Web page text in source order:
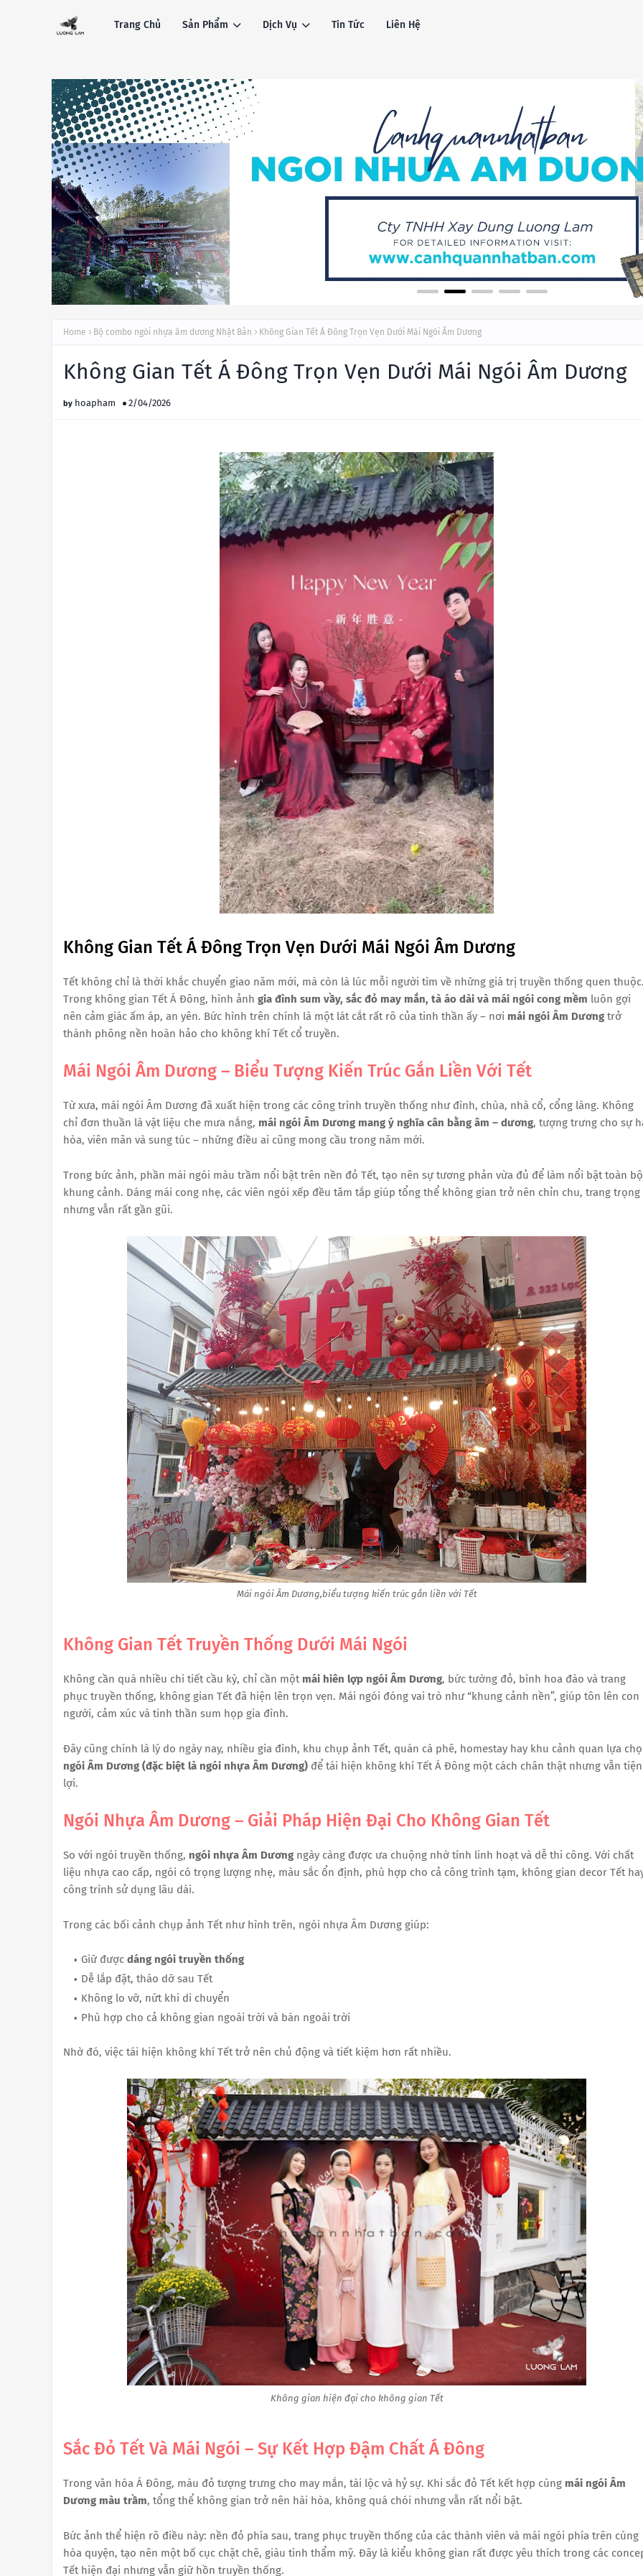
Trang Chủ Sản Phẩm Dịch Vụ Tin Tức Liên Hệ
Home Bộ combo ngói nhựa âm dương Nhật Bản Không Gian Tết Á Đông Trọn Vẹn Dưới Mái Ngói Âm Dương
Không Gian Tết Á Đông Trọn Vẹn Dưới Mái Ngói Âm Dương
hoapham 2/04/2026
Không Gian Tết Á Đông Trọn Vẹn Dưới Mái Ngói Âm Dương
Tết không chỉ là thời khắc chuyển giao năm mới, mà còn là lúc mỗi người tìm về những giá trị truyền thống quen
Trong không gian Tết Á Đông, hình ảnh gia đình sum vầy, sắc đỏ may mắn, tà áo dài và mái ngói cong mềm luôn gợi
nên cảm giác ấm áp, an yên. Bức hình trên chính là một lát cắt rất rõ của tinh thần ấy – nơi mái ngói Âm Dương trở
thành phông nền hoàn hảo cho không khí Tết cổ truyền.
Mái Ngói Âm Dương – Biểu Tượng Kiến Trúc Gắn Liền Với Tết
Từ xưa, mái ngói Âm Dương đã xuất hiện trong các công trình truyền thống như đình, chùa, nhà cổ, cổng làng. Không
chỉ đơn thuần là vật liệu che mưa nắng, mái ngói Âm Dương mang ý nghĩa cân bằng âm – dương, tượng trưng cho sự
hòa, viên mãn và sung túc – những điều ai cũng mong cầu trong năm mới.
Trong bức ảnh, phần mái ngói màu trầm nổi bật trên nền đỏ Tết, tạo nên sự tương phản vừa đủ để làm nổi bật toàn bộ
khung cảnh. Dáng mái cong nhẹ, các viên ngói xếp đều tăm tắp giúp tổng thể không gian trở nên chỉn chu, trang trọng
nhưng vẫn rất gần gũi.
Mái ngói Âm Dương,biểu tượng kiến trúc gắn liền với Tết
Không Gian Tết Truyền Thống Dưới Mái Ngói
Không cần quá nhiều chi tiết cầu kỳ, chỉ cần một mái hiên lợp ngói Âm Dương, bức tường đỏ, bình hoa đào và trang
phục truyền thống, không gian Tết đã hiện lên trọn vẹn. Mái ngói đóng vai trò như “khung cảnh nền”, giúp tôn lên con
người, cảm xúc và tinh thần sum họp gia đình.
Đây cũng chính là lý do ngày nay, nhiều gia đình, khu chụp ảnh Tết, quán cà phê, homestay hay khu cảnh quan lựa
ngói Âm Dương (đặc biệt là ngói nhựa Âm Dương) để tái hiện không khí Tết Á Đông một cách chân thật nhưng vẫn tiện
lợi.
Ngói Nhựa Âm Dương – Giải Pháp Hiện Đại Cho Không Gian Tết
So với ngói truyền thống, ngói nhựa Âm Dương ngày càng được ưa chuộng nhờ tính linh hoạt và dễ thi công. Với chất
liệu nhựa cao cấp, ngói có trọng lượng nhẹ, màu sắc ổn định, phù hợp cho cả công trình tạm, không gian decor Tết
công trình sử dụng lâu dài.
Trong các bối cảnh chụp ảnh Tết như hình trên, ngói nhựa Âm Dương giúp:
Giữ được dáng ngói truyền thống
Dễ lắp đặt, tháo dỡ sau Tết
Không lo vỡ, nứt khi di chuyển
Phù hợp cho cả không gian ngoài trời và bán ngoài trời
Nhờ đó, việc tái hiện không khí Tết trở nên chủ động và tiết kiệm hơn rất nhiều.
Không gian hiện đại cho không gian Tết
Sắc Đỏ Tết Và Mái Ngói – Sự Kết Hợp Đậm Chất Á Đông
Trong văn hóa Á Đông, màu đỏ tượng trưng cho may mắn, tài lộc và hỷ sự. Khi sắc đỏ Tết kết hợp cùng mái ngói Âm
Dương màu trầm, tổng thể không gian trở nên hài hòa, không quá chói nhưng vẫn rất nổi bật.
Bức ảnh thể hiện rõ điều này: nền đỏ phía sau, trang phục truyền thống của các thành viên và mái ngói phía trên cùng
hòa quyện, tạo nên một bố cục chặt chẽ, giàu tính thẩm mỹ. Đây là kiểu không gian rất được yêu thích trong các
Tết hiện đại nhưng vẫn giữ hồn truyền thống.